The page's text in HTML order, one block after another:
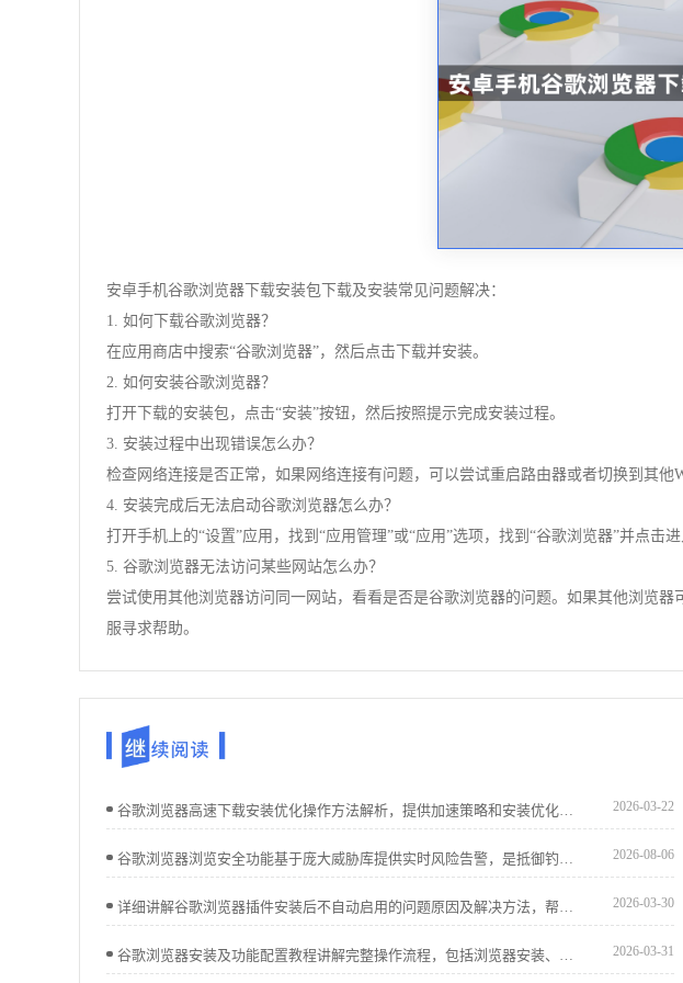
安卓手机谷歌浏览器下载安装包下载及安装常见问题解决：
1. 如何下载谷歌浏览器？
在应用商店中搜索“谷歌浏览器”，然后点击下载并安装。
2. 如何安装谷歌浏览器？
打开下载的安装包，点击“安装”按钮，然后按照提示完成安装过程。
3. 安装过程中出现错误怎么办？
检查网络连接是否正常，如果网络连接有问题，可以尝试重启路由器或者切换到其他
4. 安装完成后无法启动谷歌浏览器怎么办？
打开手机上的“设置”应用，找到“应用管理”或“应用”选项，找到“谷歌浏览器”并点击
5. 谷歌浏览器无法访问某些网站怎么办？
尝试使用其他浏览器访问同一网站，看看是否是谷歌浏览器的问题。如果其他浏览
服寻求帮助。
谷歌浏览器高速下载安装优化操作方法解析，提供加速策略和安装优化技巧，让用户快速完成浏览器部署。 2026-03-22
谷歌浏览器浏览安全功能基于庞大威胁库提供实时风险告警，是抵御钓鱼钓鱼网站的关键。本文评估其防御效能，揭示这一机制如何从底层拦截恶意攻击，显著降低您的在线办公安全隐患。 2026-08-06
详细讲解谷歌浏览器插件安装后不自动启用的问题原因及解决方法，帮助用户确保插件正确启动，保障正常使用。 2026-03-30
谷歌浏览器安装及功能配置教程讲解完整操作流程，包括浏览器安装、插件配置及功能优化，帮助用户高效使用浏览器并提升办公效率。 2026-03-31